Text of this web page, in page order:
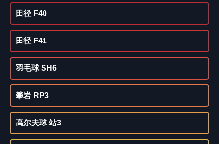
田径 F40
田径 F41
羽毛球 SH6
攀岩 RP3
高尔夫球 站3